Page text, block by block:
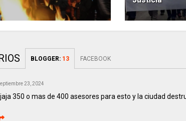
BLOGGER: 13 FACEBOOK
23, 2024
350 o mas de 400 asesores para esto y la ciudad